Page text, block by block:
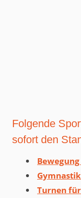
Folgende
sofort den
Turnen